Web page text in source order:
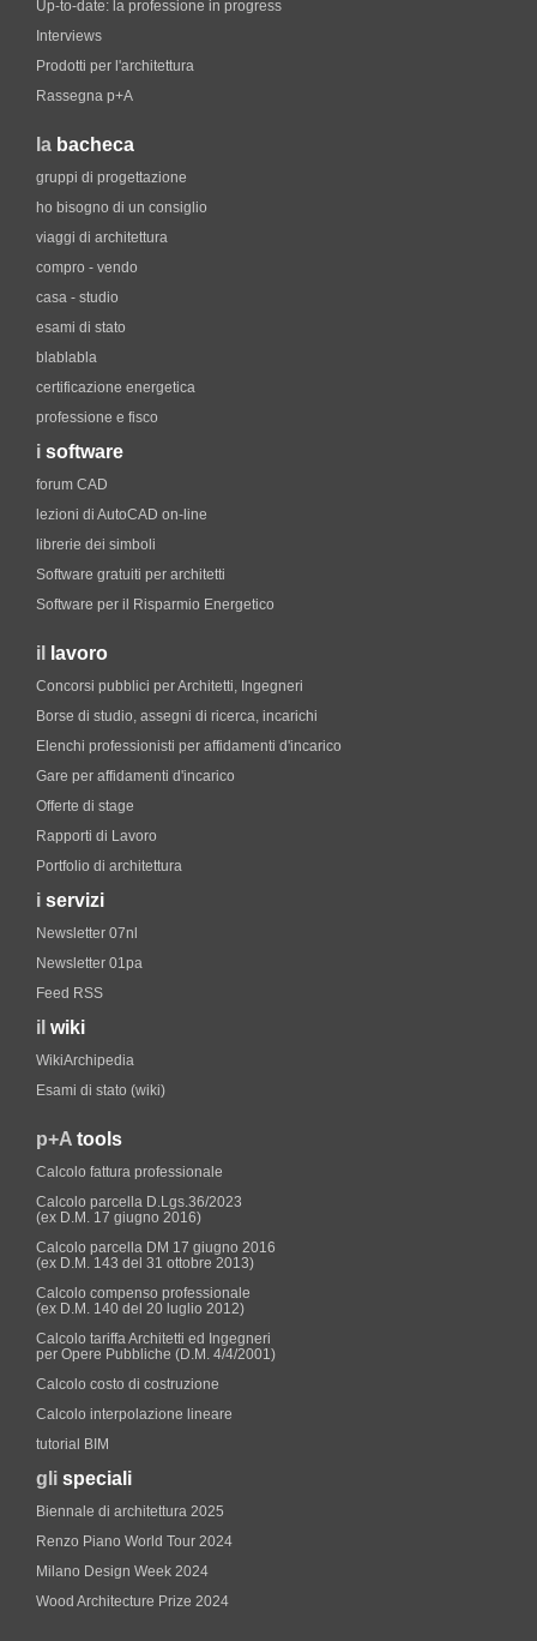
Up-to-date: la professione in progress
Interviews
Prodotti per l'architettura
Rassegna p+A
la bacheca
gruppi di progettazione
ho bisogno di un consiglio
viaggi di architettura
compro - vendo
casa - studio
esami di stato
blablabla
certificazione energetica
professione e fisco
i software
forum CAD
lezioni di AutoCAD on-line
librerie dei simboli
Software gratuiti per architetti
Software per il Risparmio Energetico
il lavoro
Concorsi pubblici per Architetti, Ingegneri
Borse di studio, assegni di ricerca, incarichi
Elenchi professionisti per affidamenti d'incarico
Gare per affidamenti d'incarico
Offerte di stage
Rapporti di Lavoro
Portfolio di architettura
i servizi
Newsletter 07nl
Newsletter 01pa
Feed RSS
il wiki
WikiArchipedia
Esami di stato (wiki)
p+A tools
Calcolo fattura professionale
Calcolo parcella D.Lgs.36/2023
(ex D.M. 17 giugno 2016)
Calcolo parcella DM 17 giugno 2016
(ex D.M. 143 del 31 ottobre 2013)
Calcolo compenso professionale
(ex D.M. 140 del 20 luglio 2012)
Calcolo tariffa Architetti ed Ingegneri
per Opere Pubbliche (D.M. 4/4/2001)
Calcolo costo di costruzione
Calcolo interpolazione lineare
tutorial BIM
gli speciali
Biennale di architettura 2025
Renzo Piano World Tour 2024
Milano Design Week 2024
Wood Architecture Prize 2024